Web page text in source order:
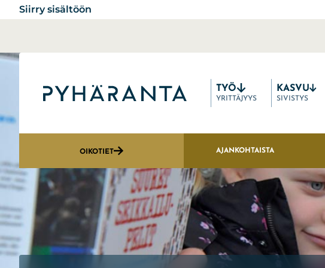
Siirry sisältöön
Etusivu
TYÖ
YRITTÄJYYS
KASVU
SIVISTYS
OIKOTIET AJANKOHTAISTA